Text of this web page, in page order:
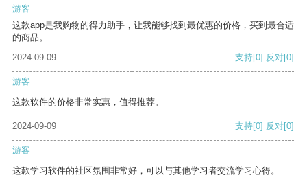
游客
这款app是我购物的得力助手，让我能够找到最优惠的价格，买到最合适
的商品。
2024-09-09
支持[0] 反对[0]
游客
这款软件的价格非常实惠，值得推荐。
2024-09-09 支持[0] 反对[0]
游客
这款学习软件的社区氛围非常好，可以与其他学习者交流学习心得。